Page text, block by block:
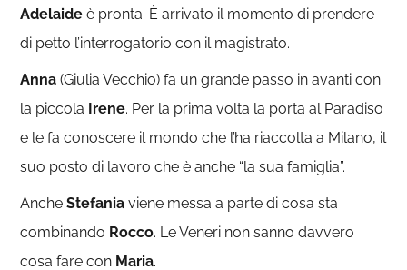
Adelaide è pronta. È arrivato il momento di prendere
di petto l’interrogatorio con il magistrato.
Anna (Giulia Vecchio) fa un grande passo in avanti con
la piccola Irene. Per la prima volta la porta al Paradiso
e le fa conoscere il mondo che l’ha riaccolta a Milano, il
suo posto di lavoro che è anche “la sua famiglia”.
AncheStefania viene messa a parte di cosa sta
combinando Rocco. Le Veneri non sanno davvero
cosa fare con Maria.